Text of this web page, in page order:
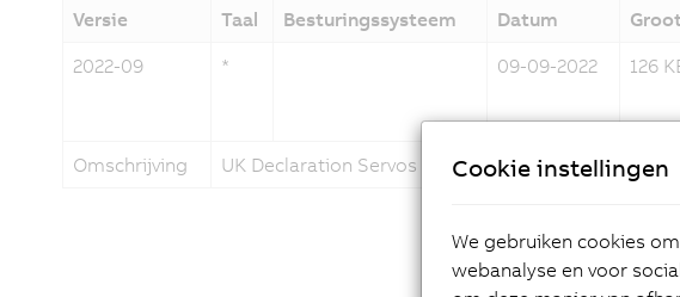
Versie Taal Besturingssysteem Datum
2022-09
* 09-09-2022 126
Omschrijving
UK Declaration Servos ACOPOS P3Cookie instellingen
We gebruiken cookies
webanalyse en voor